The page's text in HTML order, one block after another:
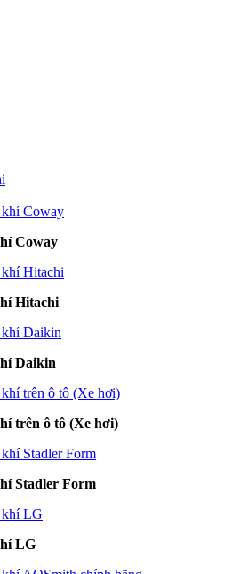
Coway
Hitachi
Daikin
trên ô tô (Xe hơi)
Stadler Form
LG